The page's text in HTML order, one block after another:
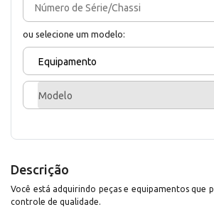
ou selecione um modelo:
Equipamento
Modelo
Descrição
Você está adquirindo peças e equipamentos que
controle de qualidade.